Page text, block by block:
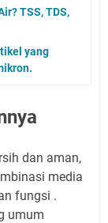
TSS, TDS,
yang
dan aman,
media
fungsi .
umum